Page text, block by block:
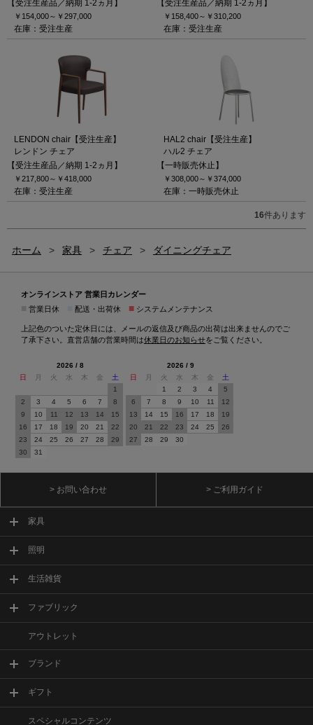
【受注生産品／納期 1-2ヵ月】
￥154,000～ ￥297,000
在庫：受注生産
【受注生産品／納期 1-2ヵ月】
￥158,400～ ￥310,200
在庫：受注生産
LENDON chair【受注生産】
レンドン チェア
【受注生産品／納期 1-2ヵ月】
￥217,800～ ￥418,000
在庫：受注生産
HAL2 chair【受注生産】
ハル2 チェア
【一時販売休止】
￥308,000～ ￥374,000
在庫：一時販売休止
16件あります
ホーム > 家具 > チェア > ダイニングチェア
オンラインストア 営業日カレンダー
営業日休 配送・出荷休 ■ システムメンテナンス
上記色のついた定休日には、メールの返信及び商品の出荷は出来ませんのでご
了承下さい。直営店舗の営業時間は休業日のお知らせをご覧ください。
2026 / 8
日
月 火 水 木 金
土
1
2
3 4 5 6 7
8
9
10 11 12 13 14
15
16
17 18 19 20 21
22
23
24 25 26 27 28
29
30
31
2026 / 9
日
月 火 水 木 金
土
1
2 3 4
5
6
7 8 9 10 11
12
13
14 15 16 17 18
19
20
21 22 23 24 25
26
27
28 29 30
> お問い合わせ > ご利用ガイド
家具
照明
生活雑貨
ファブリック
アウトレット
ブランド
ギフト
スペシャルコンテンツ